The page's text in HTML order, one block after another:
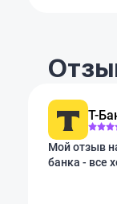
Т-
Мой отзыв
банка - все